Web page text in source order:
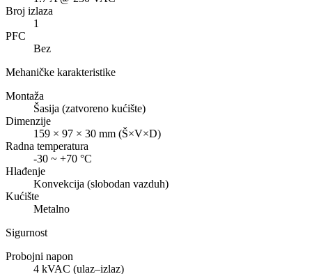
Broj izlaza
1
PFC
Bez
Mehaničke karakteristike
Montaža
Šasija (zatvoreno kućište)
Dimenzije
159 × 97 × 30 mm (Š×V×D)
Radna temperatura
-30 ~ +70 °C
Hlađenje
Konvekcija (slobodan vazduh)
Kućište
Metalno
Sigurnost
Probojni napon
4 kVAC (ulaz–izlaz)